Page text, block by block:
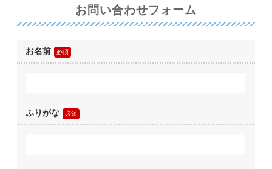
お問い合わせフォーム
お名前
ふりがな